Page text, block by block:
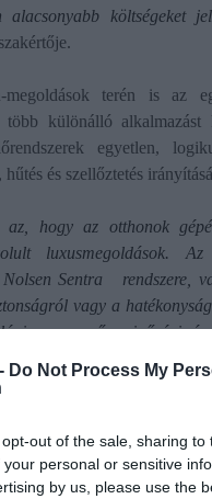
Do Not Process My
out of the sale, sharing to
your personal or sensitive
by us, please use the
alacsonyabb költségeket
megoldások terén is az
különálló alkalmazást
egyetlen,
hűtés és szellőztetés
hogy az otthonok
luxusmegoldások. Az
Sentra rendszere,
vagy a
egyszerű, minőségi